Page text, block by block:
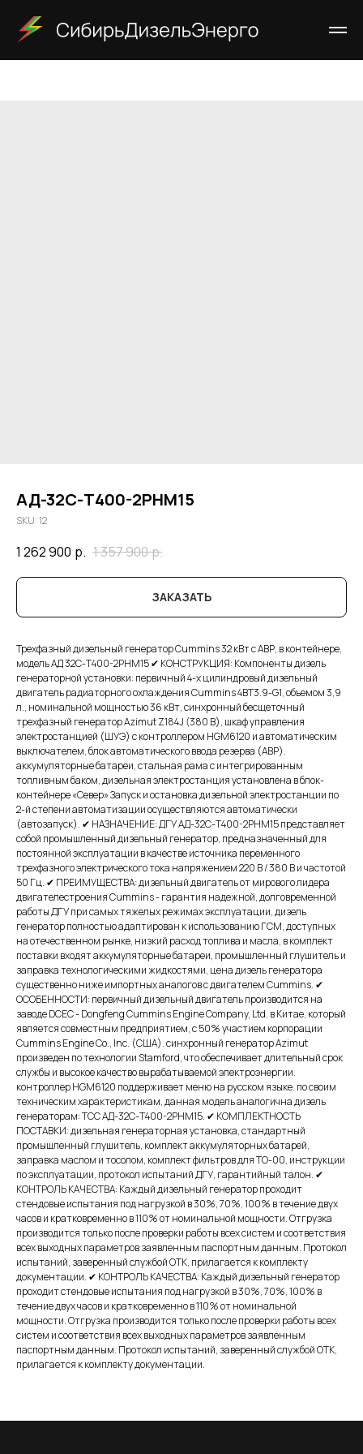
АД-32С-Т400-2РНМ15
SKU:12
1 262 900 р. 1 357 900р.
ЗАКАЗАТЬ
Трехфазный дизельный генератор Cummins 32 кВт с АВР, в контейнере,
модель АД 32С-Т400-2РНМ15 ✔ КОНСТРУКЦИЯ: Компоненты дизель
генераторной установки: первичный 4-х цилиндровый дизельный
двигатель радиаторного охлаждения Cummins 4BТ3.9-G1, объемом 3,9
л., номинальной мощностью 36 кВт, синхронный бесщеточный
трехфазный генератор Azimut Z184J (380 В), шкаф управления
электростанцией (ШУЭ) с контроллером HGM6120 и автоматическим
выключателем, блок автоматического ввода резерва (АВР).
аккумуляторные батареи, стальная рама с интегрированным
топливным баком, дизельная электростанция установлена в блок-
контейнере «Север» Запуск и остановка дизельной электростанции по
2-й степени автоматизации осуществляются автоматически
(автозапуск). ✔ НАЗНАЧЕНИЕ: ДГУ АД-32С-Т400-2РНМ15 представляет
собой промышленный дизельный генератор, предназначенный для
постоянной эксплуатации в качестве источника переменного
трехфазного электрического тока напряжением 220 В / 380 В и частотой
50 Гц. ✔ ПРЕИМУЩЕСТВА: дизельный двигатель от мирового лидера
двигателестроения Cummins - гарантия надежной, долговременной
работы ДГУ при самых тяжелых режимах эксплуатации, дизель
генератор полностью адаптирован к использованию ГСМ, доступных
на отечественном рынке, низкий расход топлива и масла, в комплект
поставки входят аккумуляторные батареи, промышленный глушитель и
заправка технологическими жидкостями, цена дизель генератора
существенно ниже импортных аналогов с двигателем Cummins. ✔
ОСОБЕННОСТИ: первичный дизельный двигатель производится на
заводе DCEC - Dongfeng Cummins Engine Company, Ltd. в Китае, который
является совместным предприятием, с 50% участием корпорации
Cummins Engine Co., Inc. (США). синхронный генератор Azimut
произведен по технологии Stamford, что обеспечивает длительный срок
службы и высокое качество вырабатываемой электроэнергии.
контроллер HGM6120 поддерживает меню на русском языке. по своим
техническим характеристикам, данная модель аналогична дизель
генераторам: ТСС АД-32С-Т400-2РНМ15. ✔ КОМПЛЕКТНОСТЬ
ПОСТАВКИ: дизельная генераторная установка, стандартный
промышленный глушитель, комплект аккумуляторных батарей,
заправка маслом и тосолом, комплект фильтров для ТО-00, инструкции
по эксплуатации, протокол испытаний ДГУ, гарантийный талон. ✔
КОНТРОЛЬ КАЧЕСТВА: Каждый дизельный генератор проходит
стендовые испытания под нагрузкой в 30%, 70%, 100% в течение двух
часов и кратковременно в 110% от номинальной мощности. Отгрузка
производится только после проверки работы всех систем и соответствия
всех выходных параметров заявленным паспортным данным. Протокол
испытаний, заверенный службой ОТК, прилагается к комплекту
документации. ✔ КОНТРОЛЬ КАЧЕСТВА: Каждый дизельный генератор
проходит стендовые испытания под нагрузкой в 30%, 70%, 100% в
течение двух часов и кратковременно в 110% от номинальной
мощности. Отгрузка производится только после проверки работы всех
систем и соответствия всех выходных параметров заявленным
паспортным данным. Протокол испытаний, заверенный службой ОТК,
прилагается к комплекту документации.